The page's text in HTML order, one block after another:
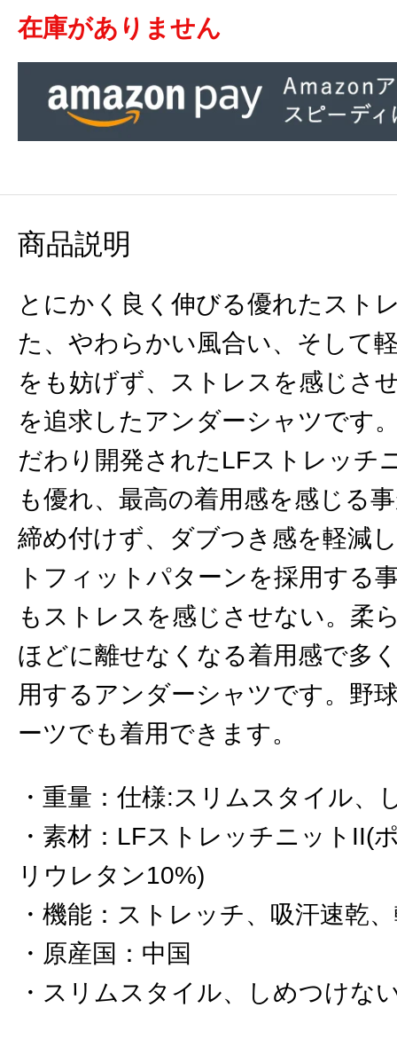
在庫がありません
商品説明
とにかく良く伸びる優れたスト
た、やわらかい風合い、そして
をも妨げず、ストレスを感じさ
を追求したアンダーシャツです
だわり開発されたLFストレッチ
も優れ、最高の着用感を感じる
締め付けず、ダブつき感を軽減
トフィットパターンを採用する
もストレスを感じさせない。柔
ほどに離せなくなる着用感で多
用するアンダーシャツです。野
ーツでも着用できます。
重量 ： 仕様:スリムスタイル、
素材 ： LFストレッチニットII(
リウレタン10%)
機能 ： ストレッチ、吸汗速乾
原産国 ： 中国
スリムスタイル、しめつけな